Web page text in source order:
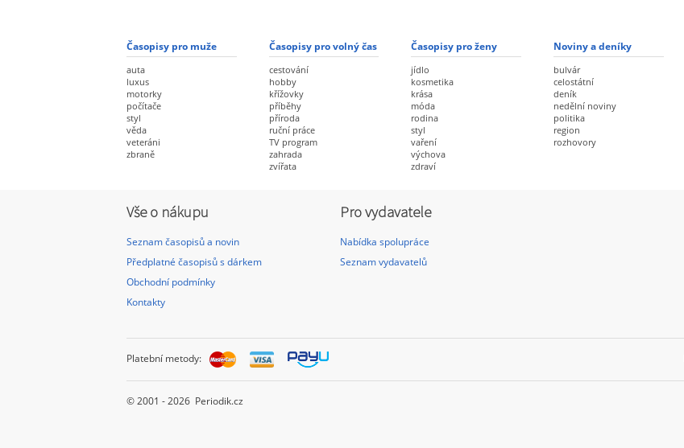
Časopisy pro muže
auta
luxus
motorky
počítače
styl
věda
veteráni
zbraně
Časopisy pro volný čas
cestování
hobby
křížovky
příběhy
příroda
ruční práce
TV program
zahrada
zvířata
Časopisy pro ženy
jídlo
kosmetika
krása
móda
rodina
styl
vaření
výchova
zdraví
Noviny a deníky
bulvár
celostátní
deník
nedělní noviny
politika
region
rozhovory
Vše o nákupu
Seznam časopisů a novin
Předplatné časopisů s dárkem
Obchodní podmínky
Kontakty
Pro vydavatele
Nabídka spolupráce
Seznam vydavatelů
Platební metody:
© 2001 - 2026 Periodik.cz